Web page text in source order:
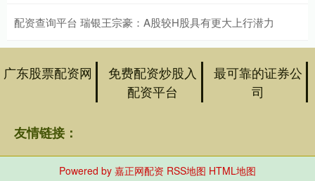
配资查询平台 瑞银王宗豪：A股较H股具有更大上行潜力
广东股票配资网
免费配资炒股入
配资平台
最可靠的证券公
司
友情链接：
Powered by 嘉正网配资 RSS地图 HTML地图